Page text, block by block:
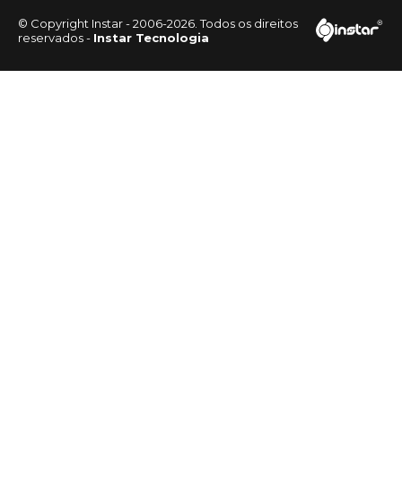
© Copyright Instar - 2006-2026. Todos os direitos
reservados - Instar Tecnologia